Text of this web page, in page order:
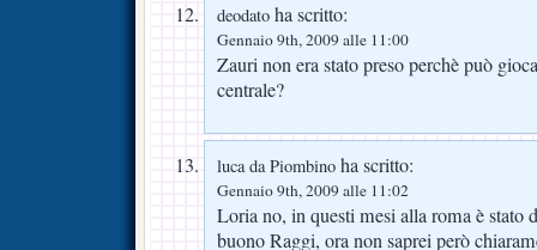
deodato ha scritto:
Gennaio 9th, 2009 alle 11:00
Zauri non era stato preso perchè può
centrale?
luca da Piombino ha scritto:
Gennaio 9th, 2009 alle 11:02
Loria no, in questi mesi alla roma è stato
buono Raggi, ora non saprei però